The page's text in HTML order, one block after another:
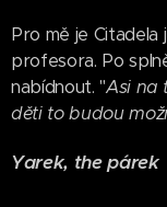
Pro mě je
profesora. Po
nabídnout. "Asi na
děti to budou
Yarek, the párek